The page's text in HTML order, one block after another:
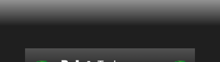
Estamos en:
Talavera de la Reina (Toledo)
España